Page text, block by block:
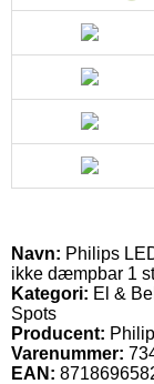
Navn: Philips
ikke dæmpbar 1
Kategori: El &
Spots
Producent:
Varenummer:
EAN: